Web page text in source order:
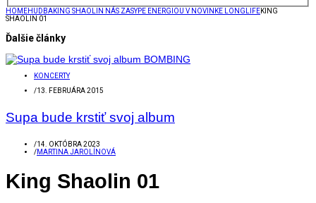
HOMEHUDBAKING SHAOLIN NÁS ZASYPE ENERGIOU V NOVINKE LONGLIFEKING
SHAOLIN 01
Ďalšie články
KONCERTY
/13. FEBRUÁRA 2015
Supa bude krstiť svoj album
/14. OKTÓBRA 2023
/MARTINA JAROLÍNOVÁ
King Shaolin 01